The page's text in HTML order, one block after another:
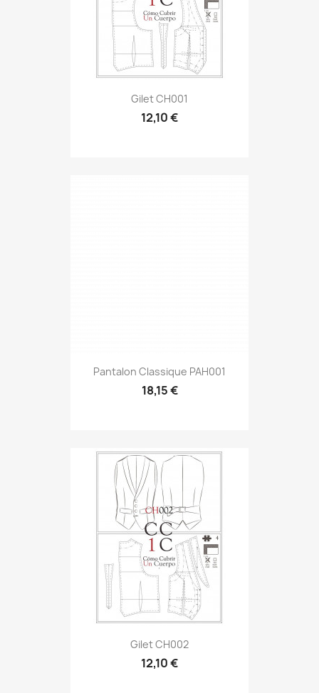
Gilet CH001
12,10 €
Pantalon Classique PAH001
18,15 €
Gilet CH002
12,10 €